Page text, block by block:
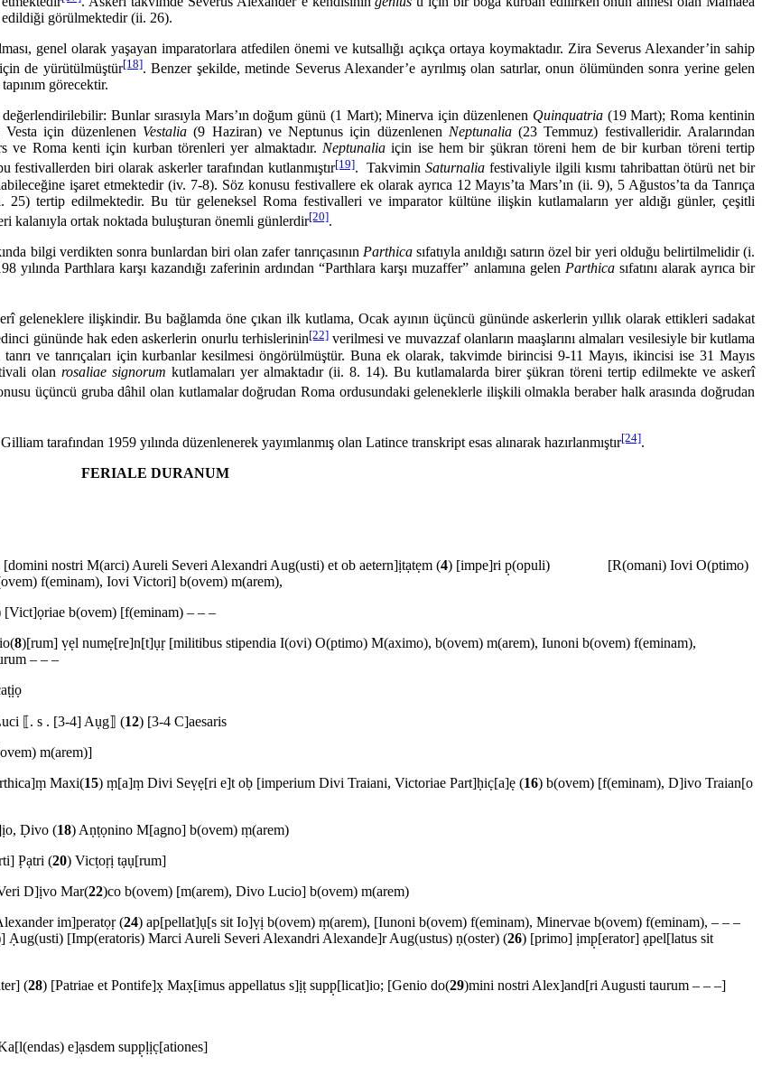
edildiği görülmektedir (ii. 26).
olarak yaşayan imparatorlara atfedilen önemi ve kutsallığı açıkça ortaya koymaktadır. Zira Severus Alexander’in sahip
de yürütül­müştür[18]. Benzer şekilde, metinde Severus Alexander’e ayrılmış olan satırlar, onun ölümünden sonra yerine gelen
görecektir.
Bunlar sıra­sıyla Mars’ın doğum günü (1 Mart); Minerva için düzenlenen Quinquatria(19 Mart); Roma kentinin
için düzenlenen Vestalia (9 Haziran) ve Neptunus için düzenlenen Neptunalia(23 Temmuz) festivalleridir. Araların­dan
Roma kenti için kurban törenleri yer almaktadır. Neptunalia için ise hem bir şükran töreni hem de bir kurban töreni tertip
festivallerden biri olarak askerler tarafından kutlanmıştır[19]. TakviminSaturnalia festivaliyle ilgili kısmı tahribattan ötürü net bir
işaret etmektedir (iv. 7-8). Söz konusu festivallere ek olarak ayrıca 12 Mayıs’ta Mars’ın (ii. 9), 5 Ağustos’ta da Tanrıça
25) tertip edilmektedir. Bu tür geleneksel Roma festivalleri ve imparator kültüne ilişkin kutlamaların yer aldığı günler, çeşitli
kalanıyla ortak noktada buluşturan önemli günlerdir[20].
bilgi verdikten sonra bunlardan biri olan zafer tanrıçasının Parthicasıfatıyla anıldığı satırın özel bir yeri olduğu belirtil­melidir (i.
Parthlara karşı kazandığı zaferinin ardından “Parthlara karşı muzaffer” anlamına gelen Parthicasıfatını alarak ayrıca bir
ilişkindir. Bu bağlamda öne çıkan ilk kutlama, Ocak ayının üçüncü gününde askerlerin yıllık olarak ettikleri sadakat
gü­nünde hak eden askerlerin onurlu terhislerinin[22]verilmesi ve muvazzaf olanların maaşlarını alma­ları vesilesiyle bir kutlama
ve tanrıçaları için kurbanlar kesilmesi öngörülmüştür. Buna ek olarak, takvimde birin­cisi 9-11 Mayıs, ikincisi ise 31 Mayıs
olan rosaliae signorum kutlamaları yer almaktadır (ii. 8. 14). Bu kutlamalarda birer şükran töreni tertip edilmekte ve askerî
üçüncü gruba dâhil olan kutlamalar doğrudan Roma ordusundaki geleneklerle ilişkili olmakla beraber halk arasında doğrudan
1959 yılında düzenlenerek yayımlanmış olan Latince transkript esas alınarak hazırlanmıştır[24].
FERIALE DURANUM
[domini nostri M(arci) Aureli Severi Alexandri Aug(usti) et ob aetern]ịtạtẹm (4) [impe]ri p̣(opuli) [R(omani) Iovi O(ptimo)
f(eminam), Iovi Victori] b(ovem) m(arem),
[Vict]ọriae b(ovem) [f(eminam) – – –
8)[rum] ṿẹl numẹ[re]n[t]ụṛ [militibus stipendia I(ovi) O(ptimo) M(aximo), b(ovem) m(arem), Iunoni b(ovem) f(eminam),
– – –
⟦. s . [3-4] Aụg⟧ (12) [3-4 C]aesaris
m(arem)]
Maxi(15) ṃ[a]ṃ Divi Seṿẹ[ri e]t oḅ [imperium Divi Traiani, Victoriae Part]ḥic̣[a]ẹ (16) b(ovem) [f(eminam), D]ivo Traian[o
Ḍivo (18) Aṇṭọnino M[agno] b(ovem) ṃ(arem)
P̣ạtri (20) Vicṭoṛị tạụ[rum]
D]ịvo Mar(22)co b(ovem) [m(arem), Divo Lucio] b(ovem) m(arem)
im]peratọṛ (24) ap[pellat]ụ[s sit Io]ṿị b(ovem) ṃ(arem), [Iunoni b(ovem) f(eminam), Minervae b(ovem) f(eminam), – – –
[Imp(eratoris) Marci Aureli Severi Alexandri Alexande]r Aug(ustus) ṇ(oster) (26) [primo] ịmp̣[erator] ạpel[latus sit
(28) [Patriae et Pontife]x̣ Max̣[imus appellatus s]ịṭ supp̣[licat]io; [Genio do(29)mini nostri Alex]and[ri Augusti taurum – – –]
e]ạsdem supp̣ḷịc̣[ationes]